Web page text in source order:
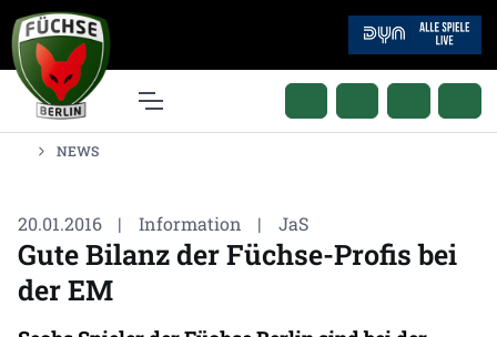
NEWS
20.01.2016 | Information | JaS
Gute Bilanz der Füchse-Profis bei
der EM